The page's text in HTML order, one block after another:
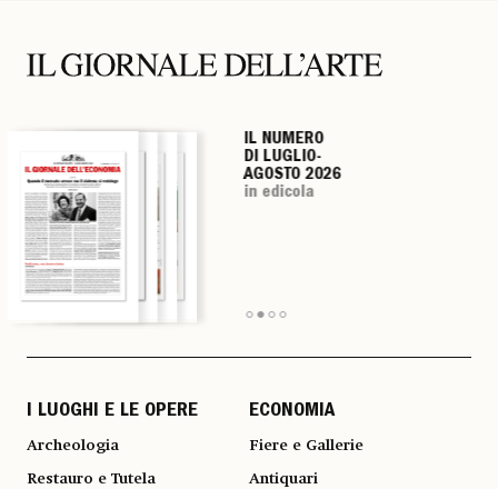
IL NUMERO
DI LUGLIO-
AGOSTO 2026
in edicola
IL NUMERO
DI LUGLIO-
AGOSTO 2026
in edicola
IL NUMERO
DI LUGLIO-
AGOSTO 2026
in edicola
IL NUMERO
DI LUGLIO-
AGOSTO 2026
in edicola
I LUOGHI E LE OPERE
Archeologia
Restauro e Tutela
ECONOMIA
Fiere e Gallerie
Antiquari